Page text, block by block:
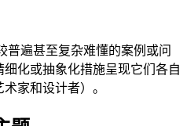
普遍甚至复杂难懂的案例或问
化或抽象化措施呈现它们各自
家和设计者）。